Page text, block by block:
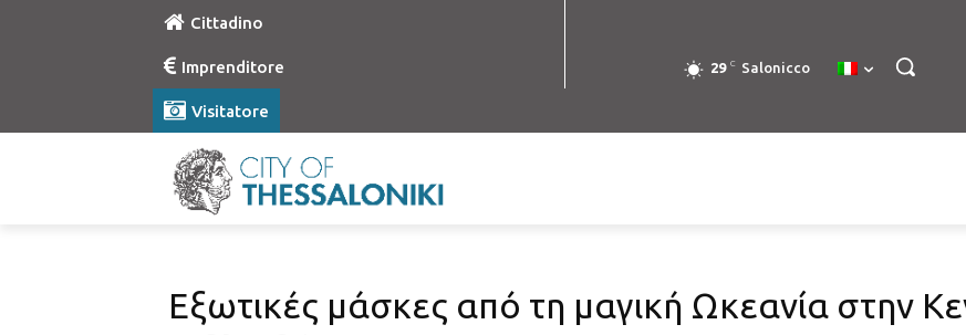
Cittadino
Imprenditore
Visitatore
29 C Salonicco
Εξωτικές μάσκες από τη μαγική Ωκεανία στην